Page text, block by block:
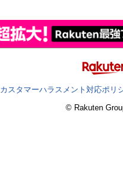
カスタマーハラスメント対応ポリ
© Rakuten